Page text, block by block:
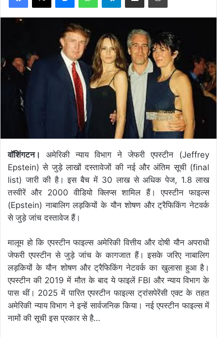
वॉशिंगटन। अमेरिकी न्याय विभाग ने जेफरी एपस्टीन (Jeffrey
Epstein) से जुड़े लाखों दस्तावेजों की नई और अंतिम सूची (final
list) जारी की है। इस बैच में 30 लाख से अधिक पेज, 1.8 लाख
तस्वीरें और 2000 वीडियो क्लिप्स शामिल हैं। एपस्टीन फाइल्स
(Epstein) नाबालिग लड़कियों के यौन शोषण और ट्रैफिकिंग नेटवर्क
से जुड़े जांच दस्तावेज हैं।
मालूम हो कि एपस्टीन फाइल्स अमेरिकी वित्तीय और दोषी यौन अपराधी
जेफरी एपस्टीन से जुड़े जांच के कागजात हैं। इसके जरिए नाबालिग
लड़कियों के यौन शोषण और ट्रैफिकिंग नेटवर्क का खुलासा हुआ है।
एपस्टीन की 2019 में मौत के बाद ये फाइलें FBI और न्याय विभाग के
पास थीं। 2025 में पारित एपस्टीन फाइल्स ट्रांसपेरेंसी एक्ट के तहत
अमेरिकी न्याय विभाग ने इन्हें सार्वजनिक किया। नई एपस्टीन फाइल्स में
नामों की सूची इस प्रकार से है…